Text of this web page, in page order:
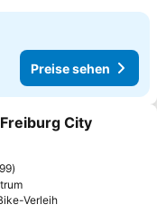
Preise sehen
hinzufügen
City
Verleih